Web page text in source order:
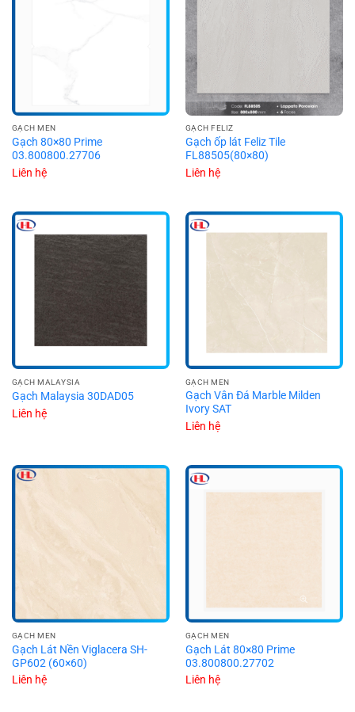
GẠCH MEN
Gạch 80×80 Prime
03.800800.27706
Liên hệ
GẠCH FELIZ
Gạch ốp lát Feliz Tile
FL88505(80×80)
Liên hệ
GẠCH MALAYSIA
Gạch Malaysia 30DAD05
Liên hệ
GẠCH MEN
Gạch Vân Đá Marble Milden
Ivory SAT
Liên hệ
GẠCH MEN
Gạch Lát Nền Viglacera SH-
GP602 (60×60)
Liên hệ
GẠCH MEN
Gạch Lát 80×80 Prime
03.800800.27702
Liên hệ